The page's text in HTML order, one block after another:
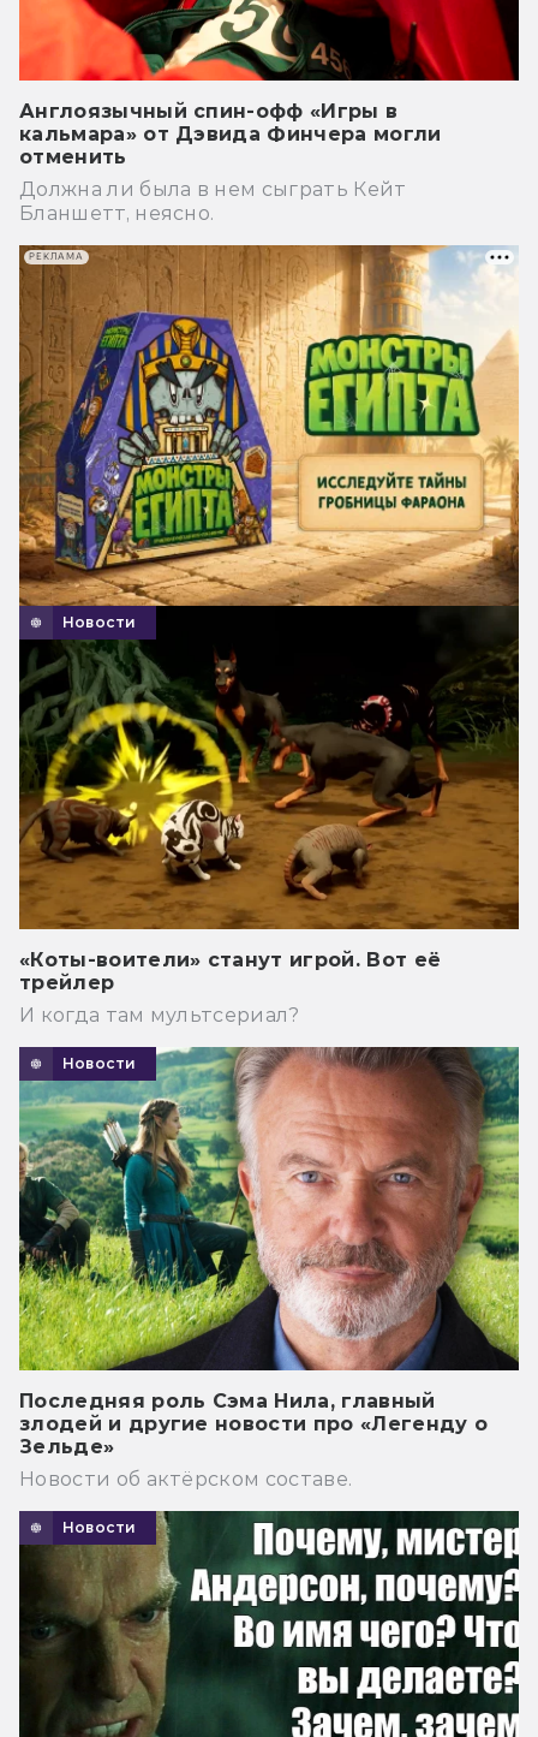
Англоязычный спин-офф «Игры в
кальмара» от Дэвида Финчера могли
отменить
Должна ли была в нем сыграть Кейт
Бланшетт, неясно.
Новости
«Коты-воители» станут игрой. Вот её
трейлер
И когда там мультсериал?
Новости
Последняя роль Сэма Нила, главный
злодей и другие новости про «Легенду о
Зельде»
Новости об актёрском составе.
Новости
РЕКЛАМА